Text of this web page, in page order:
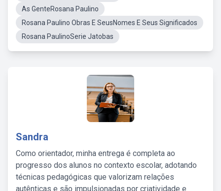
As GenteRosana Paulino
Rosana Paulino Obras E SeusNomes E Seus Significados
Rosana PaulinoSerie Jatobas
Sandra
Como orientador, minha entrega é completa ao
progresso dos alunos no contexto escolar, adotando
técnicas pedagógicas que valorizam relações
autênticas e são impulsionadas por criatividade e